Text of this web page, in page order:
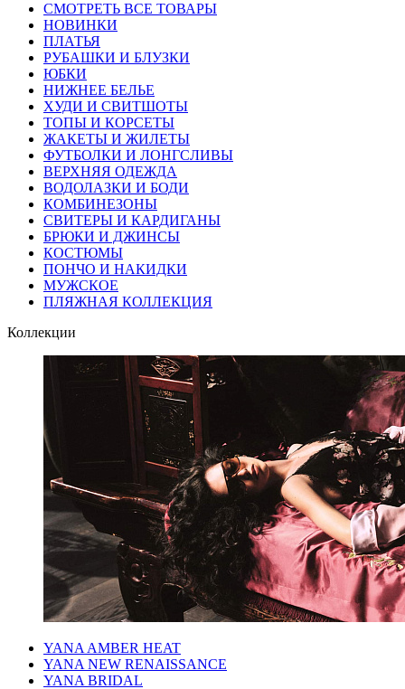
СМОТРЕТЬ ВСЕ ТОВАРЫ
НОВИНКИ
ПЛАТЬЯ
РУБАШКИ И БЛУЗКИ
ЮБКИ
НИЖНЕЕ БЕЛЬЕ
ХУДИ И СВИТШОТЫ
ТОПЫ И КОРСЕТЫ
ЖАКЕТЫ И ЖИЛЕТЫ
ФУТБОЛКИ И ЛОНГСЛИВЫ
ВЕРХНЯЯ ОДЕЖДА
ВОДОЛАЗКИ И БОДИ
КОМБИНЕЗОНЫ
СВИТЕРЫ И КАРДИГАНЫ
БРЮКИ И ДЖИНСЫ
КОСТЮМЫ
ПОНЧО И НАКИДКИ
МУЖСКОЕ
ПЛЯЖНАЯ КОЛЛЕКЦИЯ
Коллекции
YANA AMBER HEAT
YANA NEW RENAISSANCE
YANA BRIDAL